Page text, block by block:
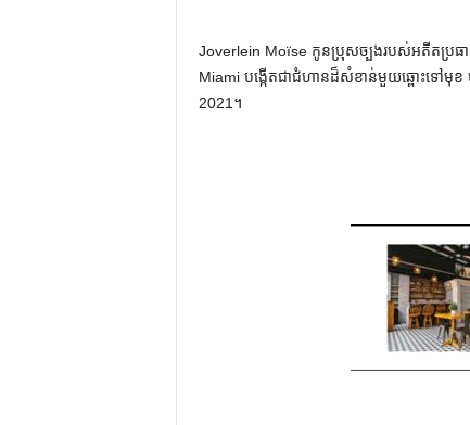
Joverlein Moïse កូនប្រុសច្បងរបស់អតីតប្រធ
Miami បង្កើតជាជំហានដ៏សំខាន់មួយឆ្ពោះទៅមុខ ប៉ុន្
2021។